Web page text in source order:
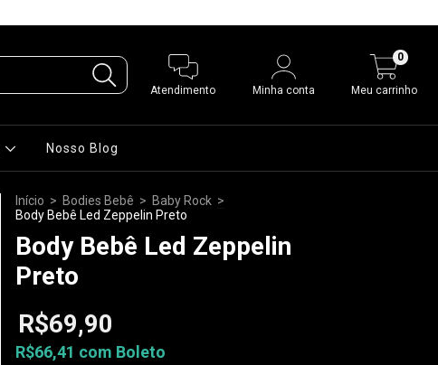
Atendimento Minha conta Meu carrinho
0
Nosso Blog
Início > Bodies Bebê > Baby Rock >
Body Bebê Led Zeppelin Preto
Body Bebê Led Zeppelin
Preto
R$69,90
R$66,41 com Boleto